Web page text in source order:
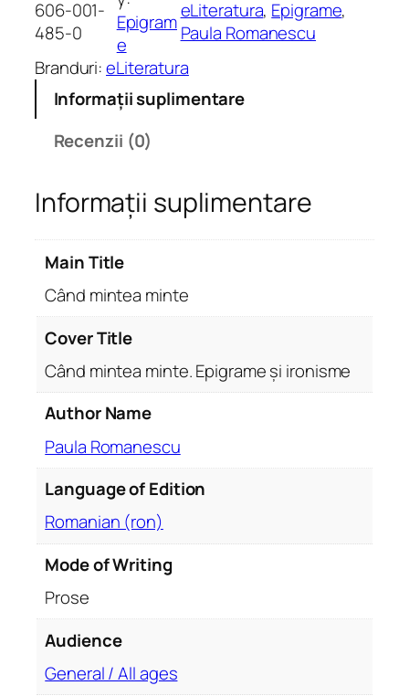
i
t
a
t
d
m
i
e
606-001-
485-0
Epigram
e
eLiteratura, Epigrame
Paula Romanescu
Branduri:eLiteratura
Informații suplimentare
Recenzii (0)
Informații suplimentare
Main Title
Când mintea minte
Cover Title
Când mintea minte. Epigrame și ironisme
Author Name
Paula Romanescu
Language of Edition
Romanian (ron)
Mode of Writing
Prose
Audience
General / All ages